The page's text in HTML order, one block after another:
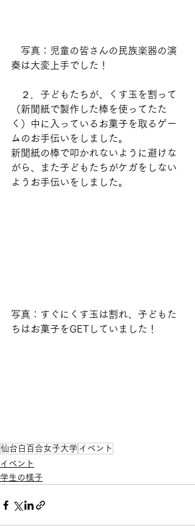
写真：児童の皆さんの民族楽器の演
奏は大変上手でした！
２．子どもたちが、くす玉を割って
（新聞紙で製作した棒を使ってたた
く）中に入っているお菓子を取るゲー
ムのお手伝いをしました。
新聞紙の棒で叩かれないように避けな
がら、また子どもたちがケガをしない
ようお手伝いをしました。
写真：すぐにくす玉は割れ、子どもた
ちはお菓子をGETしていました！
仙台白百合女子大学 イベント
イベント
学生の様子